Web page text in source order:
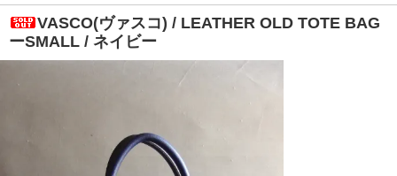
VASCO(ヴァスコ) / LEATHER OLD TOTE BAG
ーSMALL / ネイビー